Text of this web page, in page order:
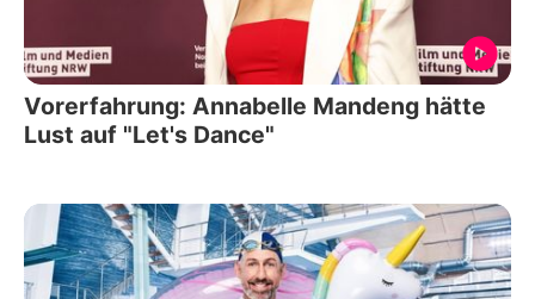
Vorerfahrung: Annabelle Mandeng hätte
Lust auf "Let's Dance"